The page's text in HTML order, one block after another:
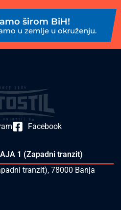
širom BiH!
u zemlje u okruženju.
Facebook
1 (Zapadni tranzit)
tranzit), 78000 Banja